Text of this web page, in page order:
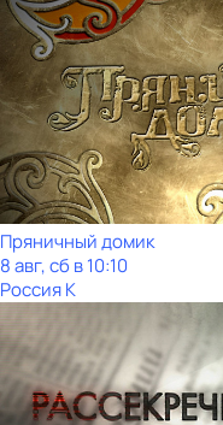
Пряничный домик
8 авг, сб в 10:10
Россия К